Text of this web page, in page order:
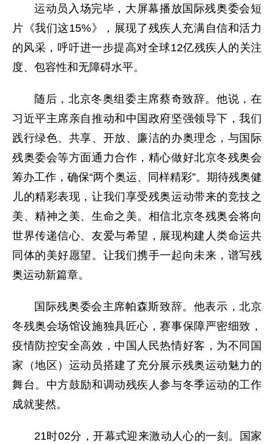
运动员入场完毕，大屏幕播放国际残奥委会短
片《我们这15%》，展现了残疾人充满自信和活力
的风采，呼吁进一步提高对全球12亿残疾人的关注
度、包容性和无障碍水平。
随后，北京冬奥组委主席蔡奇致辞。他说，在
习近平主席亲自推动和中国政府坚强领导下，我们
践行绿色、共享、开放、廉洁的办奥理念，与国际
残奥委会等方面通力合作，精心做好北京冬残奥会
筹办工作，确保“两个奥运、同样精彩”。期待残奥健
儿的精彩表现，让我们享受残奥运动带来的竞技之
美、精神之美、生命之美。相信北京冬残奥会将向
世界传递信心、友爱与希望，展现构建人类命运共
同体的美好愿望。让我们携手一起向未来，谱写残
奥运动新篇章。
国际残奥委会主席帕森斯致辞。他表示，北京
冬残奥会场馆设施独具匠心，赛事保障严密细致，
疫情防控安全高效，中国人民热情好客，为不同国
家（地区）运动员搭建了充分展示残奥运动魅力的
舞台。中方鼓励和调动残疾人参与冬季运动的工作
成就斐然。
21时02分，开幕式迎来激动人心的一刻。国家